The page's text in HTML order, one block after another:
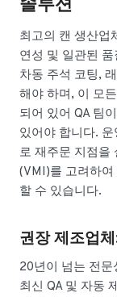
솔루션
최고의 캔 생산업
연성 및 일관된
차동 주석 코팅,
해야 하며, 이 모
되어 있어 QA 팀
있어야 합니다.
로 재주문 지점을
(VMI)를 고려하
할 수 있습니다.
권장 제조업
20년이 넘는 전문
최신 QA 및 자동